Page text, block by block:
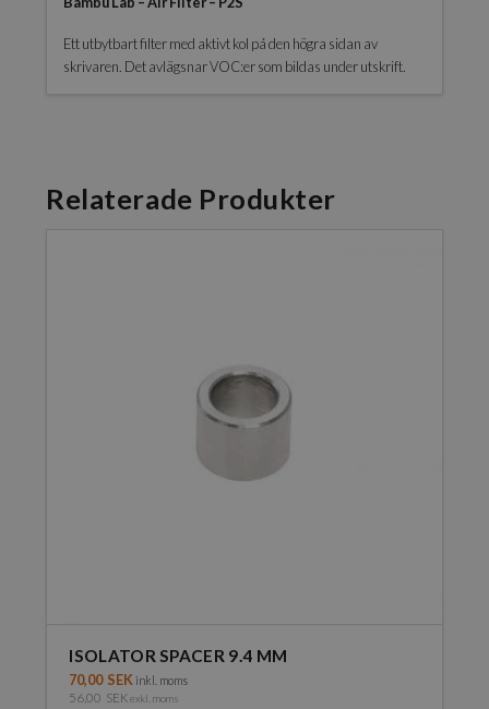
Ett utbytbart filter med aktivt kol på den högra sidan av
skrivaren. Det avlägsnar VOC:er som bildas under utskrift.
Relaterade Produkter
ISOLATOR SPACER 9.4 MM
70,00 SEK inkl. moms
56,00 SEK exkl. moms